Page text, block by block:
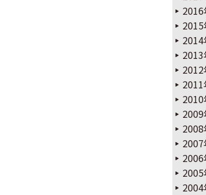
2016
2015
2014
2013
2012
2011
2010
2009
2008
2007
2006
2005
2004